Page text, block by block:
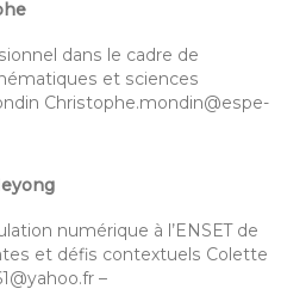
dans le cadre de
et sciences
Christophe.mondin@espe-
numérique à l’ENSET de
et défis contextuels Colette
–